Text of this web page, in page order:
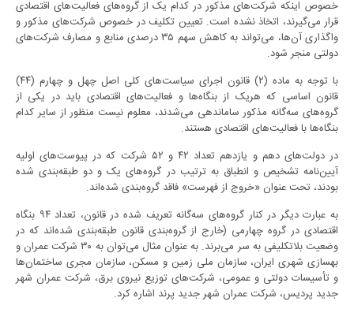
خصوص اینکه شرکت‌های مذکور در کدام یک از گروه‌های فعالیت‌های اقتصادی
قرار می‌گیرند، اتخاذ نشده است. تعیین تکلیف در خصوص شرکت‌های مذکور و
واگذاری آن‌ها، می‌تواند به کاهش سهم ۳۵ درصدی منابع و مصارف شرکت‌های
دولتی منجر شود.
با توجه به ماده (۲) قانون اجرای سیاست‌های کلی اصل چهل و چهارم (۴۴)
قانون اساسی که هریک از بنگاه‌ها و فعالیت‌های اقتصادی باید در یکی از
گروه‌های سه‌گانه مذکور ساماندهی می‌شدند، معلوم نیست منظور از سایر کدام
بنگاه‌ها با فعالیت‌های اقتصادی هستند.
در دولت‌های دهم و یازدهم تعداد ۴۲ و ۵۲ شرکت که در پیوست‌های اولیه
آیین‌نامه تشخیص و انطباق به ترتیب در گروه‌های یک و دو طبقه‌بندی شده
بودند، تحت عنوان «خروج از فهرست» فاقد گروه‌بندی شده‌اند.
به عبارت دیگر در کنار گروه‌های سه‌گانه تعریف شده در قانون، تعداد ۹۴ بنگاه
اقتصادی در گروه چهارمی (خارج از گروه‌بندی قانون طبقه‌بندی شده‌اند که در
وضعیت بلاتکلیفی به سر می‌برند. به عنوان مثال می‌توان به ۳۰ شرکت عمران و
بهسازی شهری ایران، سازمان ملی زمین و مسکن، سازمان مجری ساختمان‌ها
و تأسیسات دولتی و عمومی، شرکت‌های توزیع نیروی برق، شرکت عمران شهر
جدید پردیس، شرکت عمران شهر جدید پرند اشاره کرد.